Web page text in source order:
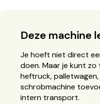
Deze machine
Je hoeft niet direct
doen. Maar je kunt
heftruck,
schrobmachine
intern transport.